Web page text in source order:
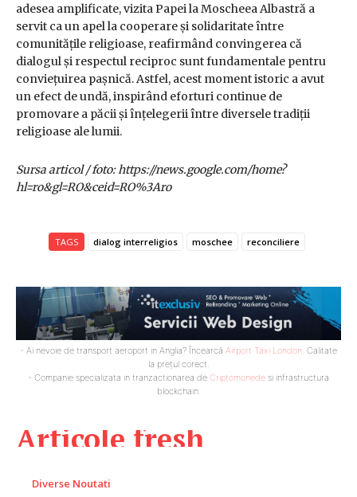
Articole fresh
Diverse Noutati
adesea amplificate, vizita Papei la Moscheea Albastră a
servit ca un apel la cooperare și solidaritate între
comunitățile religioase, reafirmând convingerea că
dialogul și respectul reciproc sunt fundamentale pentru
conviețuirea pașnică. Astfel, acest moment istoric a avut
un efect de undă, inspirând eforturi continue de
promovare a păcii și înțelegerii între diversele tradiții
religioase ale lumii.
Sursa articol / foto: https://news.google.com/home?
hl=ro&gl=RO&ceid=RO%3Aro
TAGS dialog interreligios moschee reconciliere
- Ai nevoie de transport aeroport in Anglia? Încearcă Airport Taxi London. Calitate
la prețul corect.
- Companie specializata in tranzactionarea de Criptomonede si infrastructura
blockchain.